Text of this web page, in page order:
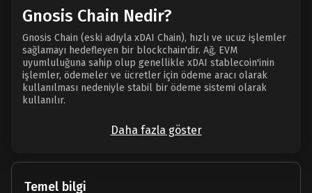
Gnosis Chain Nedir?
Gnosis Chain (eski adıyla xDAI Chain), hızlı ve ucuz işlemler
sağlamayı hedefleyen bir blockchain'dir. Ağ, EVM
uyumluluğuna sahip olup genellikle xDAI stablecoin'inin
işlemler, ödemeler ve ücretler için ödeme aracı olarak
kullanılması nedeniyle stabil bir ödeme sistemi olarak
kullanılır.
Daha fazla göster
Temel bilgi